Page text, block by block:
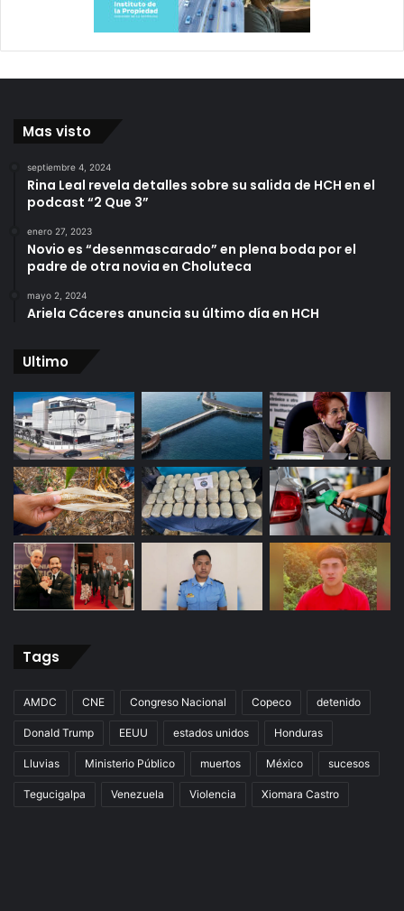
Mas visto
septiembre 4, 2024
Rina Leal revela detalles sobre su salida de HCH en el
podcast “2 Que 3”
enero 27, 2023
Novio es “desenmascarado” en plena boda por el
padre de otra novia en Choluteca
mayo 2, 2024
Ariela Cáceres anuncia su último día en HCH
Ultimo
Tags
AMDC CNE Congreso Nacional Copeco detenido
Donald Trump EEUU estados unidos Honduras
Lluvias Ministerio Público muertos México sucesos
Tegucigalpa Venezuela Violencia Xiomara Castro